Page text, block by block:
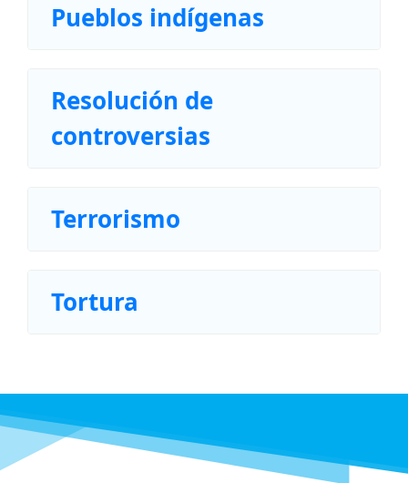
Pueblos indígenas
Resolución de
controversias
Terrorismo
Tortura